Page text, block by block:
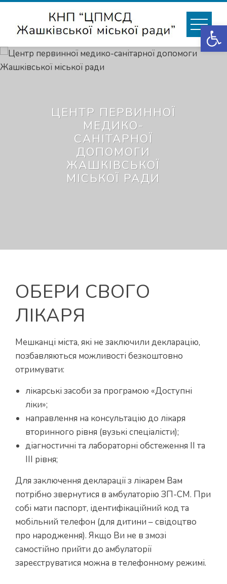
content
ЦЕНТР ПЕРВИННОЇ
МЕДИКО-
САНІТАРНОЇ
ДОПОМОГИ
ЖАШКІВСЬКОЇ
МІСЬКОЇ РАДИ
ОБЕРИ СВОГО
ЛІКАРЯ
Мешканці міста, які не заключили декларацію,
позбавляються можливості безкоштовно
отримувати:
лікарські засоби за програмою «Доступні
ліки»;
направлення на консультацію до лікаря
вторинного рівня (вузькі спеціалісти);
діагностичні та лабораторні обстеження ІІ та
ІІІ рівня;
Для заключення декларації з лікарем Вам
потрібно звернутися в амбулаторію ЗП-СМ. При
собі мати паспорт, ідентифікаційний код та
мобільний телефон (для дитини – свідоцтво
про народження). Якщо Ви не в змозі
самостійно прийти до амбулаторії
зареєструватися можна в телефонному режимі.